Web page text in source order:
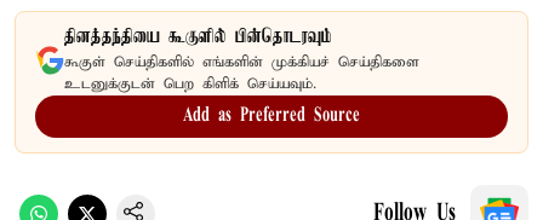
தினத்தந்தியை கூகுளில் பின்தொடரவும்
கூகுள் செய்திகளில் எங்களின் முக்கியச் செய்திகளை
உடனுக்குடன் பெற கிளிக் செய்யவும்.
Add as Preferred Source
Follow Us